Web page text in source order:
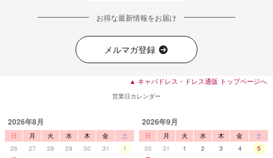
お得な最新情報をお届け
メルマガ登録
▲ キャバドレス・ドレス通販 トップページへ
営業日カレンダー
2026年8月
日 月 火 水 木 金
土
26
27 28 29 30 31
1
2026年9月
日 月 火 水 木 金
土
30
31 1 2 3 4
5